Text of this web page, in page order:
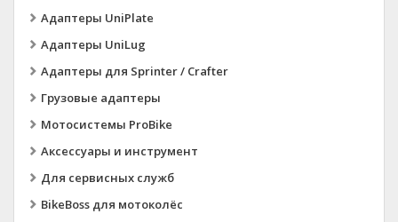
Адаптеры UniPlate
Адаптеры UniLug
Адаптеры для Sprinter / Crafter
Грузовые адаптеры
Мотосистемы ProBike
Аксессуары и инструмент
Для сервисных служб
BikeBoss для мотоколёс